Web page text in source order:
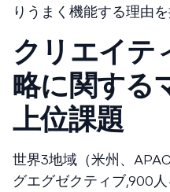
りうまく機能する理由
クリエイテ
略に関する
上位課題
世界3地域（米州、
グエグゼクティブ,900